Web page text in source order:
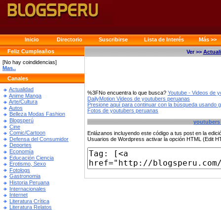
Inicio Directorio Suscribirse Lista de Interés
Más >>
Feliz Cumpleaños
[No hay coindidencias]
Mas..
Canales
Actualidad
Anime Manga
Arte/Cultura
Autos
Belleza Modas Fashion
Blogsperú
Cine
Comic/Cartoon
Defensa del Consumidor
Deportes
Economía
Educación Ciencia
Erotismo, Sexo
Fotologs
Gastronomia
Historia Peruana
Internacionales
Internet
Literatura Crítica
Literatura Relatos
Ver >>
%3FNo encuentra lo que busca? Youtube - Videos de
DailyMotion Videos de youtubers peruanas
Presione aquí para continuar con la búsqueda usando
Fotos de youtubers peruanas
youtubers
Enlázanos incluyendo este código a tus post en la
Usuarios de Wordpress activar la opción HTML (Edit